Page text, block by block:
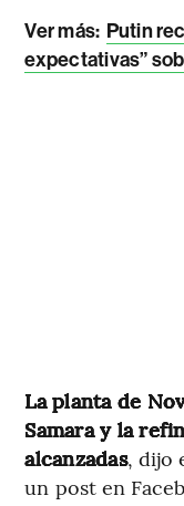
Ver más: Putin
expectativas”
La planta de
Samara y la
alcanzadas, dijo
un post en